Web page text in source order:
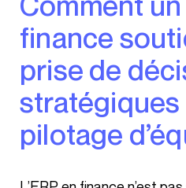
finance
prise de
stratégiques
pilotage